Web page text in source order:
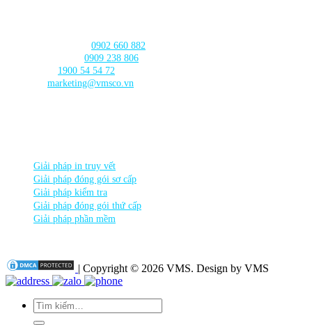
0902 660 882
0909 238 806
1900 54 54 72
marketing@vmsco.vn
Giải pháp in truy vết
Giải pháp đóng gói sơ cấp
Giải pháp kiểm tra
Giải pháp đóng gói thứ cấp
Giải pháp phần mềm
| Copyright © 2026 VMS. Design by VMS
Tìm
kiếm: